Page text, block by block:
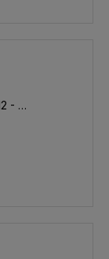
Ağustos - 09 - 10 - 11 - 12 - 13